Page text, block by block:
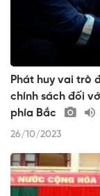
Phát huy vai trò
chính sách đối
phía Bắc
26/10/2023